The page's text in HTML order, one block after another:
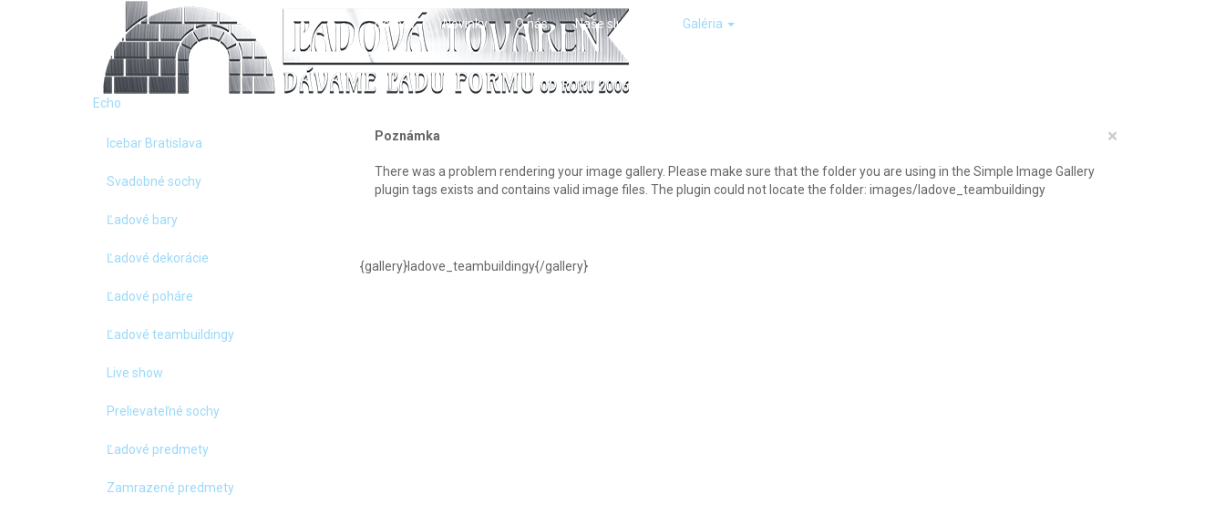
Echo
Domov Novinky O nás Naše služby Galéria
×
Poznámka
There was a problem rendering your image gallery. Please make sure that the folder you are using in the Simple Image Gallery
plugin tags exists and contains valid image files. The plugin could not locate the folder: images/ladove_teambuildingy
{gallery}ladove_teambuildingy{/gallery}
Icebar Bratislava
Svadobné sochy
Ľadové bary
Ľadové dekorácie
Ľadové poháre
Ľadové teambuildingy
Live show
Prelievateľné sochy
Ľadové predmety
Zamrazené predmety